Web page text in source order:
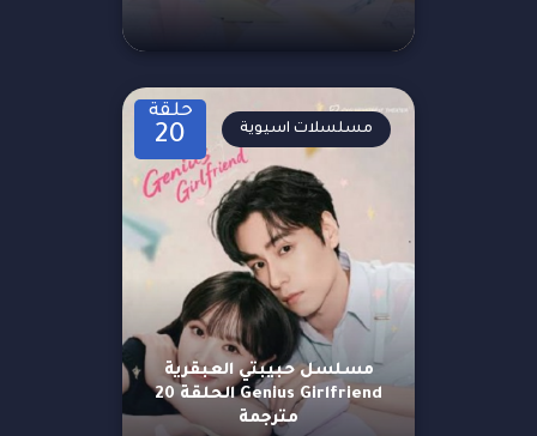
حلقة
20
مسلسل حبيبتي العبقرية
Genius Girlfriend الحلقة 20
مترجمة
مسلسلات اسيوية